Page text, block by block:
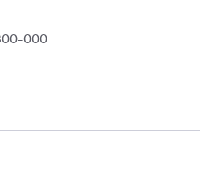
000